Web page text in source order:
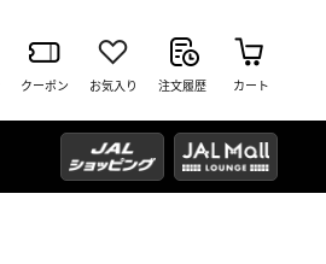
クーポン お気入り 注文履歴 カート